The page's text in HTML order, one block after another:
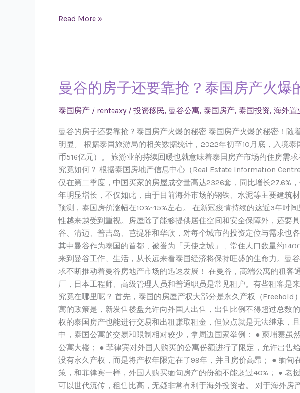
Read More »
曼谷的房子还要靠抢？泰国房产火爆
泰国房产 / renteaxy / 投资移民, 曼谷公寓, 泰国房产, 泰国投资, 海外置
曼谷的房子还要靠抢？泰国房产火爆的秘密 泰国房产火爆的秘密！
明显。 根据泰国旅游局的相关数据统计，2022年初至10月底，入境
币516亿元）。 旅游业的持续回暖也就意味着泰国房产市场的住房需
究竟如何？ 根据泰国房地产信息中心（Real Estate Information
仅在第二季度，中国买家的房屋成交量高达2326套，同比增长27.6%
年明显增长，不仅如此，由于目前海外市场的钢铁、水泥等主要建筑
预测，泰国房价涨幅在10%~15%左右。 在新冠疫情持续的这近3年
性越来越受到重视。房屋除了能够提供居住空间和安全保障外，还要
谷、清迈、普吉岛、芭提雅和华欣，对每个城市的投资定位与需求也
其中曼谷作为泰国的首都，被誉为「天使之城」，常住人口数量约
来到曼谷工作、生活，从长远来看泰国经济将保持旺盛的生命力。曼
求不断推动着曼谷房地产市场的迅速发展！ 在曼谷，高端公寓的租
厂，日本工程师、高级管理人员和普通职员是常见租户。有些租客是
究竟在哪里呢？ 首先，泰国的房屋产权大部分是永久产权（
寓的政策是，新发售楼盘允许向外国人出售，出售比例不得超过总数
权的泰国房产也能进行交易和出租赚取租金，但缺点就是无法继承，
中，泰国公寓的交易和限制相对较少，拿周边国家举例： ● 柬埔寨
公寓大楼； ● 菲律宾对外国人购买的公寓份额进行了限定，允许出售
没有永久产权，而是将产权年限定在了99年，并且房价高昂； ● 缅
策，和菲律宾一样，外国人购买缅甸房产的份额不能超过40%； ● 老
可以世代流传，租售比高，无疑非常有利于海外投资者。 对于海外
曼
谷
的
子
还
要
靠
抢？
泰
国
房
产
火
爆
的
秘
密